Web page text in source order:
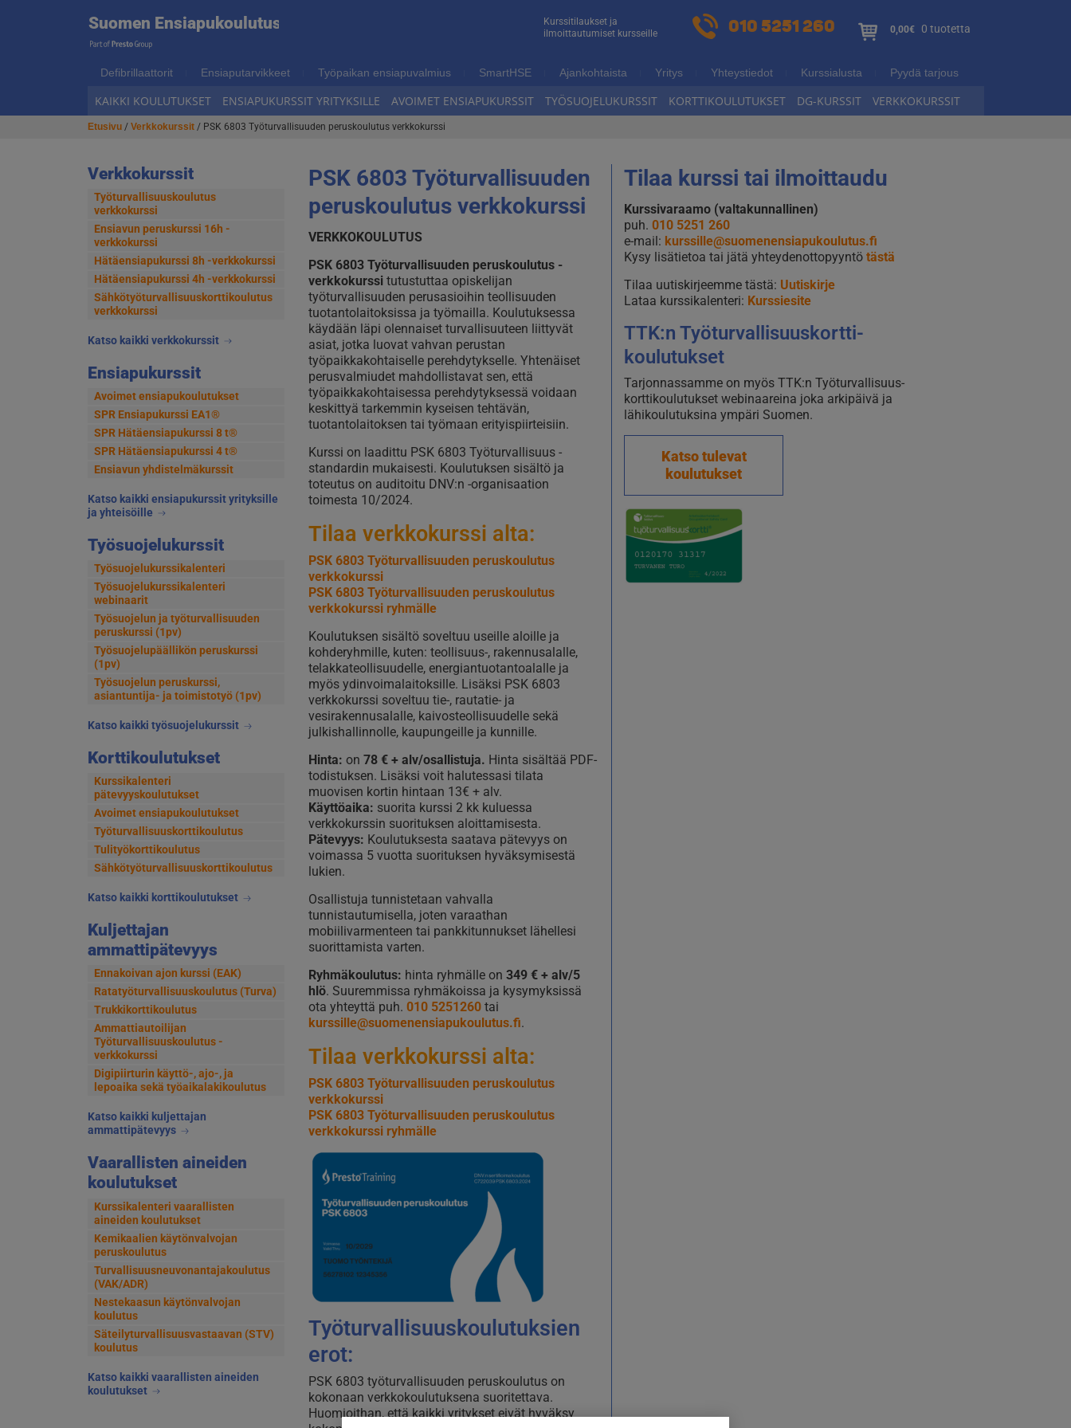
Hyppää
navigointiin
Hyppää
sisältöön
Suomen EnsiapukoulutusSuomen
Kurssitilaukset ja
ilmoittautumiset kursseille
010 5251 260 0,00€ 0 tuotetta
Defibrillaattorit Ensiaputarvikkeet Työpaikan ensiapuvalmius SmartHSE Ajankohtaista Yritys Yhteystiedot Kurssialusta Pyydä tarjous
KAIKKI KOULUTUKSET ENSIAPUKURSSIT YRITYKSILLE AVOIMET ENSIAPUKURSSIT TYÖSUOJELUKURSSIT KORTTIKOULUTUKSET DG-KURSSIT VERKKOKURSSIT
Etusivu/ Verkkokurssit/ PSK 6803 Työturvallisuuden peruskoulutus verkkokurssi
Verkkokurssit
Työturvallisuuskoulutus
verkkokurssi
Ensiavun peruskurssi 16h -
verkkokurssi
Hätäensiapukurssi 8h -verkkokurssi
Hätäensiapukurssi 4h -verkkokurssi
Sähkötyöturvallisuus­korttikoulutus
verkkokurssi
Katso kaikki verkkokurssit
Ensiapukurssit
Avoimet ensiapukoulutukset
SPR Ensiapukurssi EA1®
SPR Hätäensiapukurssi 8 t®
SPR Hätäensiapukurssi 4 t®
Ensiavun yhdistelmäkurssit
Katso kaikki ensiapukurssit yrityksille
ja yhteisöille
Työsuojelukurssit
Työsuojelukurssikalenteri
Työsuojelukurssikalenteri
webinaarit
Työsuojelun ja työturvallisuuden
peruskurssi (1pv)
Työsuojelupäällikön peruskurssi
(1pv)
Työsuojelun peruskurssi,
asiantuntija- ja toimistotyö (1pv)
Katso kaikki työsuojelukurssit
Korttikoulutukset
Kurssikalenteri
pätevyyskoulutukset
Avoimet ensiapukoulutukset
Työturvallisuuskorttikoulutus
Tulityökorttikoulutus
Sähkötyöturvallisuuskorttikoulutus
Katso kaikki korttikoulutukset
Kuljettajan
ammattipätevyys
Ennakoivan ajon kurssi (EAK)
Ratatyöturvallisuuskoulutus (Turva)
Trukkikorttikoulutus
Ammattiautoilijan
Työturvallisuuskoulutus -
verkkokurssi
Digipiirturin käyttö-, ajo-, ja
lepoaika sekä työaikalakikoulutus
Katso kaikki kuljettajan
ammattipätevyys
Vaarallisten aineiden
koulutukset
Kurssikalenteri vaarallisten
aineiden koulutukset
Kemikaalien käytönvalvojan
peruskoulutus
Turvallisuusneuvonantajakoulutus
(VAK/ADR)
Nestekaasun käytönvalvojan
koulutus
Säteilyturvallisuusvastaavan (STV)
koulutus
Katso kaikki vaarallisten aineiden
koulutukset
PSK 6803 Työturvallisuuden
peruskoulutus verkkokurssi
VERKKOKOULUTUS
PSK 6803 Työturvallisuuden peruskoulutus -
verkkokurssi tutustuttaa opiskelijan
työturvallisuuden perusasioihin teollisuuden
tuotantolaitoksissa ja työmailla. Koulutuksessa
käydään läpi olennaiset turvallisuuteen liittyvät
asiat, jotka luovat vahvan perustan
työpaikkakohtaiselle perehdytykselle. Yhtenäiset
perusvalmiudet mahdollistavat sen, että
työpaikkakohtaisessa perehdytyksessä voidaan
keskittyä tarkemmin kyseisen tehtävän,
tuotantolaitoksen tai työmaan erityispiirteisiin.
Kurssi on laadittu PSK 6803 Työturvallisuus -
standardin mukaisesti. Koulutuksen sisältö ja
toteutus on auditoitu DNV:n -organisaation
toimesta 10/2024.
Tilaa verkkokurssi alta:
PSK 6803 Työturvallisuuden peruskoulutus
verkkokurssi
PSK 6803 Työturvallisuuden peruskoulutus
verkkokurssi ryhmälle
Koulutuksen sisältö soveltuu useille aloille ja
kohderyhmille, kuten: teollisuus-, rakennusalalle,
telakkateollisuudelle, energiantuotantoalalle ja
myös ydinvoimalaitoksille. Lisäksi PSK 6803
verkkokurssi soveltuu tie-, rautatie- ja
vesirakennusalalle, kaivosteollisuudelle sekä
julkishallinnolle, kaupungeille ja kunnille.
Hinta: on 78 € + alv/osallistuja. Hinta sisältää PDF-
todistuksen. Lisäksi voit halutessasi tilata
muovisen kortin hintaan 13€ + alv.
Käyttöaika: suorita kurssi 2 kk kuluessa
verkkokurssin suorituksen aloittamisesta.
Pätevyys: Koulutuksesta saatava pätevyys on
voimassa 5 vuotta suorituksen hyväksymisestä
lukien.
Osallistuja tunnistetaan vahvalla
tunnistautumisella, joten varaathan
mobiilivarmenteen tai pankkitunnukset lähellesi
suorittamista varten.
Ryhmäkoulutus: hinta ryhmälle on 349 € + alv/5
hlö. Suuremmissa ryhmäkoissa ja kysymyksissä
ota yhteyttä puh. 010 5251260 tai
kurssille@suomenensiapukoulutus.fi.
Tilaa verkkokurssi alta:
PSK 6803 Työturvallisuuden peruskoulutus
verkkokurssi
PSK 6803 Työturvallisuuden peruskoulutus
verkkokurssi ryhmälle
Työturvallisuuskoulutuksien
erot:
PSK 6803 työturvallisuuden peruskoulutus on
kokonaan verkkokoulutuksena suoritettava.
Huomioithan, että kaikki yritykset eivät hyväksy
Tilaa kurssi tai ilmoittaudu
Kurssivaraamo (valtakunnallinen)
puh.010 5251 260
e-mail: kurssille@suomenensiapukoulutus.fi
Kysy lisätietoa tai jätä yhteydenottopyyntötästä
Tilaa uutiskirjeemme tästä: Uutiskirje
Lataa kurssikalenteri: Kurssiesite
TTK:n Työturvallisuus­kortti­
koulutukset
Tarjonnassamme on myös TTK:n Työturvallisuus­
kortti­koulutukset webinaareina joka arkipäivä ja
lähikoulutuksina ympäri Suomen.
Katso tulevat
koulutukset